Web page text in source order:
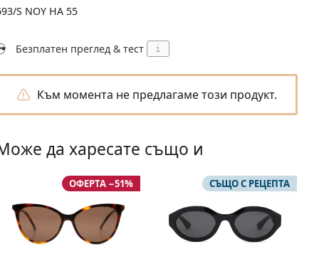
S NOY HA 55
Безплатен преглед & тест i
Към момента не предлагаме този продукт.
да харесате също и
ОФЕРТА −51% СЪЩО С РЕЦЕПТА